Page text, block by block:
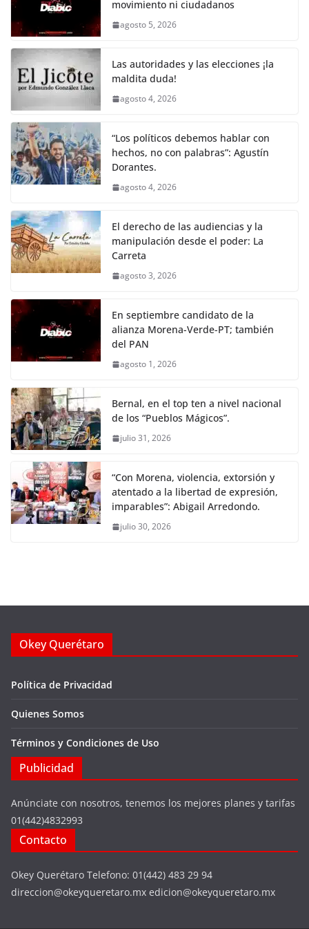
b
o
o
k
A
p
Li
k
a
movimiento ni ciudadanos
agosto 5, 2026
Las autoridades y las elecciones ¡la
maldita duda!
agosto 4, 2026
“Los políticos debemos hablar con
hechos, no con palabras”: Agustín
Dorantes.
agosto 4, 2026
El derecho de las audiencias y la
manipulación desde el poder: La
Carreta
agosto 3, 2026
En septiembre candidato de la
alianza Morena-Verde-PT; también
del PAN
agosto 1, 2026
Bernal, en el top ten a nivel nacional
de los “Pueblos Mágicos”.
julio 31, 2026
“Con Morena, violencia, extorsión y
atentado a la libertad de expresión,
imparables”: Abigail Arredondo.
julio 30, 2026
Okey Querétaro
Política de Privacidad
Quienes Somos
Términos y Condiciones de Uso
Publicidad
Anúnciate con nosotros, tenemos los mejores planes y tarifas
01(442)4832993
Contacto
Okey Querétaro Telefono: 01(442) 483 29 94
direccion@okeyqueretaro.mx edicion@okeyqueretaro.mx